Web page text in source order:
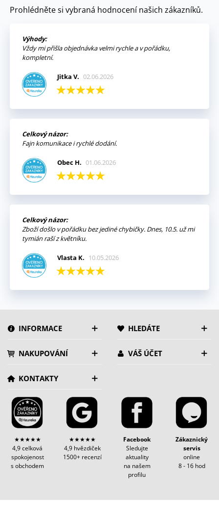
Prohlédněte si vybraná hodnocení našich zákazníků.
Výhody:
Vždy mi přišla objednávka velmi rychle a v pořádku,
kompletní.
Jitka V. 02.06.2026
Celkový názor:
Fajn komunikace i rychlé dodání.
Obec H. 01.06.2026
Celkový názor:
Zboží došlo v pořádku bez jediné chybičky. Dnes, 10.5. už mi
tymián raší z květníku.
Vlasta K. 10.05.2026
INFORMACE HLEDÁTE
NAKUPOVÁNÍ VÁŠ ÚČET
KONTAKTY
★★★★★
4,9 celková
spokojenost
s obchodem
★★★★★
4,9 hvězdiček
1500+ recenzí
Facebook
Sledujte
aktuality
na našem
profilu
Zákaznický
servis
online
8 - 16 hod